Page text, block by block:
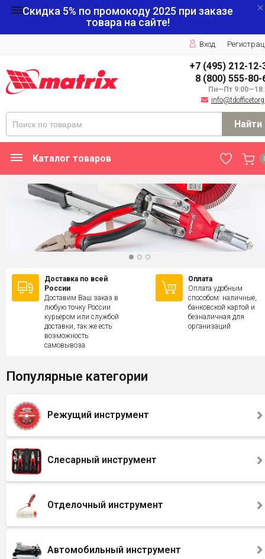
Скидка 5% по промокоду 2025 при заказе
товара на сайте!
Вход
+7 (495) 212-12-
8 (800) 555-80-
Пн—Пт
Найти
Каталог товаров
Доставка по всей
России
Доставим Ваш заказ в
любую точку России
курьером или службой
доставки, так же есть
возможность
самовывоза
Оплата
Оплата удобным
способом: наличные,
банковской картой и
безналичная для
организаций
Популярные категории
Режущий инструмент
Слесарный инструмент
Отделочный инструмент
Автомобильный инструмент